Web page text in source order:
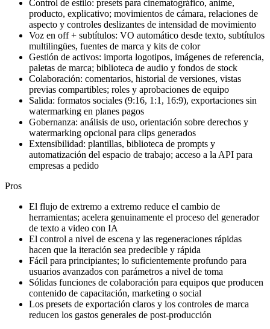
Control de estilo: presets para cinematográfico, anime,
producto, explicativo; movimientos de cámara, relaciones de
aspecto y controles deslizantes de intensidad de movimiento
Voz en off + subtítulos: VO automático desde texto, subtítulos
multilingües, fuentes de marca y kits de color
Gestión de activos: importa logotipos, imágenes de referencia,
paletas de marca; biblioteca de audio y fondos de stock
Colaboración: comentarios, historial de versiones, vistas
previas compartibles; roles y aprobaciones de equipo
Salida: formatos sociales (9:16, 1:1, 16:9), exportaciones sin
watermarking en planes pagos
Gobernanza: análisis de uso, orientación sobre derechos y
watermarking opcional para clips generados
Extensibilidad: plantillas, biblioteca de prompts y
automatización del espacio de trabajo; acceso a la API para
empresas a pedido
Pros
El flujo de extremo a extremo reduce el cambio de
herramientas; acelera genuinamente el proceso del generador
de texto a video con IA
El control a nivel de escena y las regeneraciones rápidas
hacen que la iteración sea predecible y rápida
Fácil para principiantes; lo suficientemente profundo para
usuarios avanzados con parámetros a nivel de toma
Sólidas funciones de colaboración para equipos que producen
contenido de capacitación, marketing o social
Los presets de exportación claros y los controles de marca
reducen los gastos generales de post‑producción